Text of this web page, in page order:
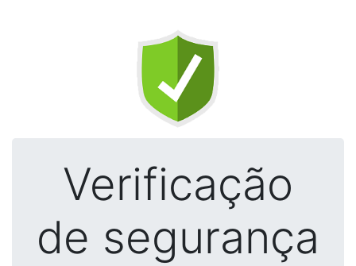
Verificação
de segurança